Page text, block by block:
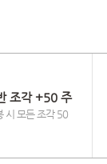
조각 +50 주
시 모든 조각 50